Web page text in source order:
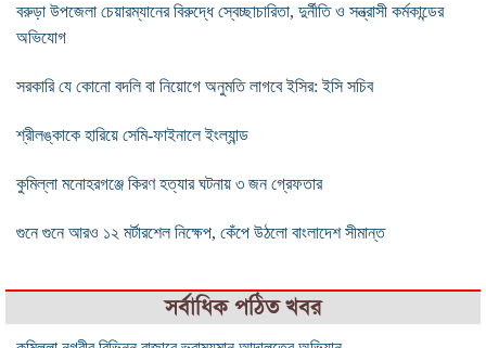
বরুড়া উপজেলা চেয়ারম্যানের বিরুদ্ধে স্বেচ্ছাচারিতা, দুর্নীতি ও সন্ত্রাসী কর্মকান্ডের
অভিযোগ
সরকারি যে কোনো বদলি বা নিয়োগে অনুমতি লাগবে ইসির: ইসি সচিব
শ্রীলঙ্কাকে হারিয়ে সেমি-ফাইনালে ইংল্যান্ড
কুমিল্লা মনোহরগঞ্জে কিরণ হত্যার ঘটনায় ৩ জন গ্রেফতার
গুনে গুনে আরও ১২ মর্টারশেল নিক্ষেপ, কেঁপে উঠলো বাংলাদেশ সীমান্ত
সর্বাধিক পঠিত খবর